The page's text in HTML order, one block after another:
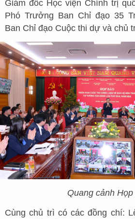
Giám đốc Học viện Chính trị
Phó Trưởng Ban Chỉ đạo 35
Ban Chỉ đạo Cuộc thi dự và chủ
Quang cảnh Họp
Cùng chủ trì có các đồng chí: